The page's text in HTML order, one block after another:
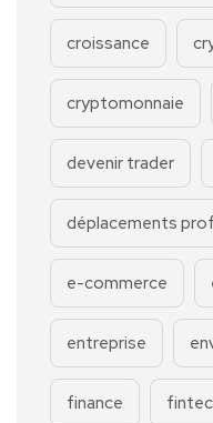
croissance
cryptomonnaie
devenir trader
déplacements
e-commerce
entreprise
finance